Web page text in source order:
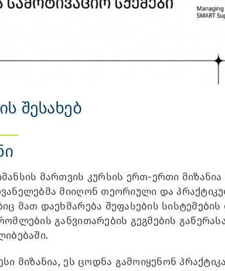
შესახებ
მართვის კურსის ერთ-ერთი მიზანია
მიიღონ თეორიული და
მათ დაეხმარება შეფასების სისტემების
განვითარების გეგმების
მიზანია, ეს ცოდნა გამოიყენონ